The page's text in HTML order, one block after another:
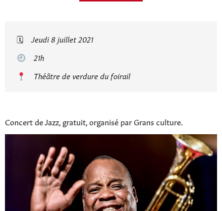
🗓
Jeudi 8 juillet 2021
21h
Théâtre de verdure du foirail
Concert de Jazz, gratuit, organisé par Grans culture.